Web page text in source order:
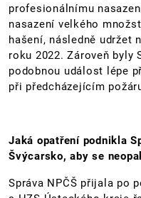
profesionálnímu
nasazení velkého
hašení, následně udržet
roku 2022. Zároveň byly
podobnou událost lépe
při předcházejícím
Jaká opatření podnikla
Švýcarsko, aby se
Správa NPČŠ přijala po